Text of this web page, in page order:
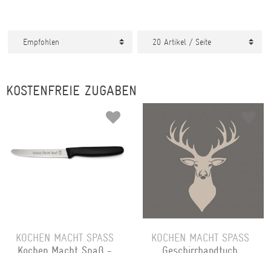
KOSTENFREIE ZUGABEN
KOCHEN MACHT SPASS
KOCHEN MACHT SPASS